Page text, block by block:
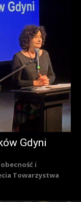
Gdyni
i
Towarzystwa